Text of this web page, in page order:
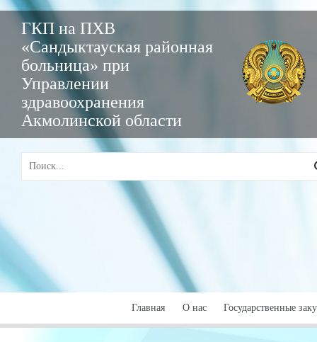
ГКП на ПХВ
«Сандыктауская районная
больница» при
Управлении
здравоохранения
Акмолинской области
Главная О нас Государственные